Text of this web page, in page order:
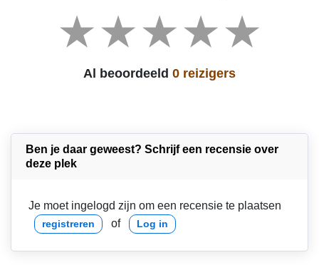
Al beoordeeld 0 reizigers
Ben je daar geweest? Schrijf een recensie over
deze plek
Je moet ingelogd zijn om een recensie te plaatsen
registreren of Log in